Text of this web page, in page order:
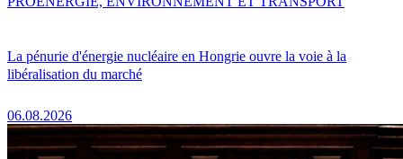
La pénurie d'énergie nucléaire en Hongrie ouvre la voie à la
libéralisation du marché
06.08.2026